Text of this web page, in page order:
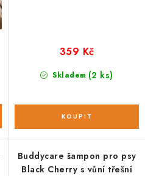
Skladem (2 ks)
359 Kč
Buddycare šampon pro psy
Black Cherry s vůní třešní